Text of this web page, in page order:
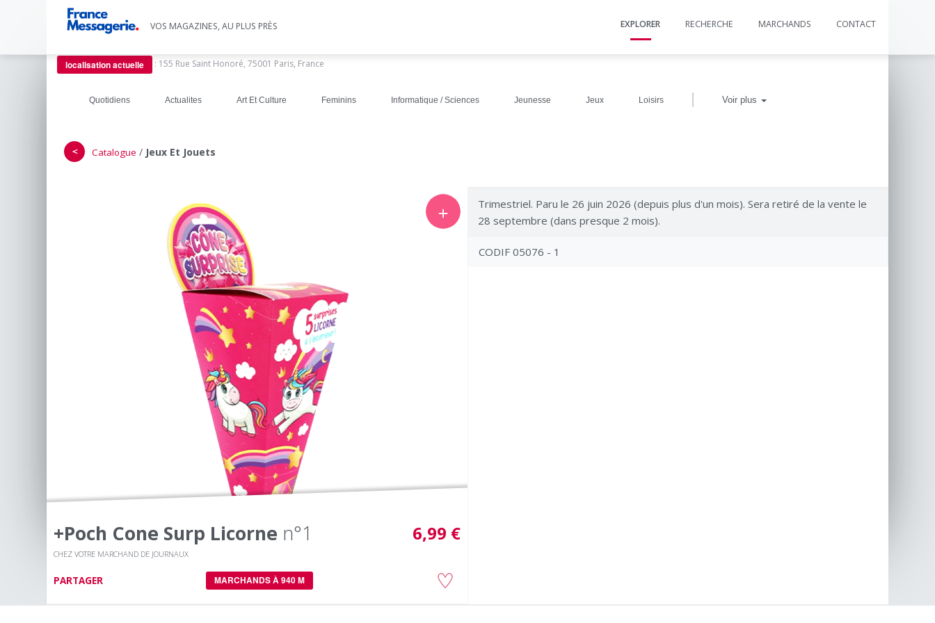
VOS MAGAZINES, AU PLUS PRÈS EXPLORER RECHERCHE MARCHANDS CONTACT
localisation actuelle : 155 Rue Saint Honoré, 75001 Paris, France
Quotidiens Actualites Art Et Culture Feminins Informatique / Sciences Jeunesse Jeux Loisirs | Voir plus
＜ Catalogue / Jeux Et Jouets
＋
+poch Cone Surp Licorne n°1
CHEZ VOTRE MARCHAND DE JOURNAUX
6,99 €
PARTAGER MARCHANDS À 940 M
Trimestriel. Paru le 26 juin 2026 (depuis plus d'un mois). Sera retiré de la vente le
28 septembre (dans presque 2 mois).
CODIF 05076 - 1